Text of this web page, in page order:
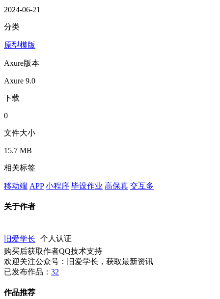
2024-06-21
分类
原型模版
Axure版本
Axure 9.0
下载
0
文件大小
15.7 MB
相关标签
移动端 APP 小程序 毕设作业 高保真 交互多
关于作者
旧爱学长
个人认证
购买后获取作者QQ技术支持
欢迎关注公众号：旧爱学长，获取最新资讯
已发布作品： 32
作品推荐